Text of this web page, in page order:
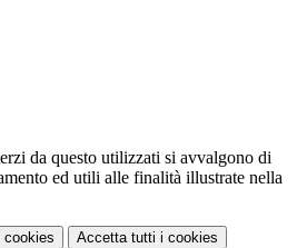
da questo utilizzati si avvalgono di
ed utili alle finalità illustrate nella
cookies Accetta tutti i cookies